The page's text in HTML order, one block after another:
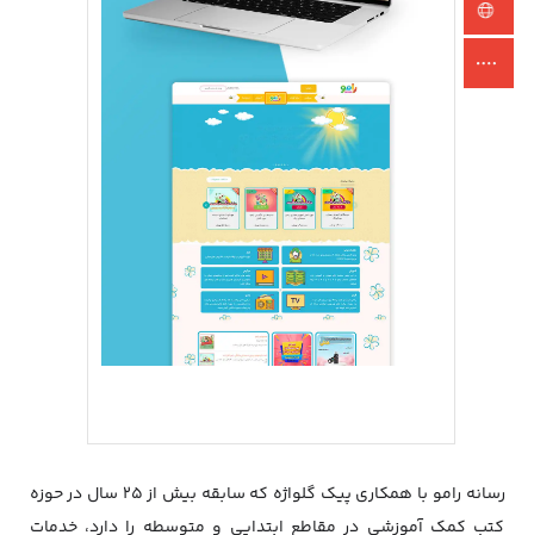
رسانه رامو با همکاری پیک گلواژه که سابقه بیش از 25 سال در حوزه
کتب کمک آموزشی در مقاطع ابتدایی و متوسطه را دارد، خدمات